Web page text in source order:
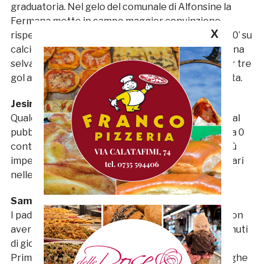
graduatoria. Nel gelo del comunale di Alfonsine la
Fermana mette in campo maggior convinzione
rispetto all’avversario. Il gol di D’Angelo arriva al 40’ su
calcio di punizione con il pallone che rimpalla tra una
selva di gambe e finisce in porta. Spazio anche per tre
gol annullati e l’espulsione di Cremona a fine partita.
Jesina – Monticelli 0-0
Qualche tentativo, la Jesina, l’ha fatto, ma davanti al
pubblico amico non è riuscita ad andare oltre lo 0 a 0
contro un Monticelli dalla retroguardia sempre più
impenetrabile. Gli ascolani raccolgono il decimo pari
nelle sedici gare giocate fino ad oggi.
Sammaurese – Matelica 2-1
I padroni di casa hanno avuto il grande merito di non
aver mai mollato e così, al termine dei novanta minuti
di gioco, possono festeggiare tre, meritati, punti.
Prima frazione molto tesa con le squadre guardinghe
X